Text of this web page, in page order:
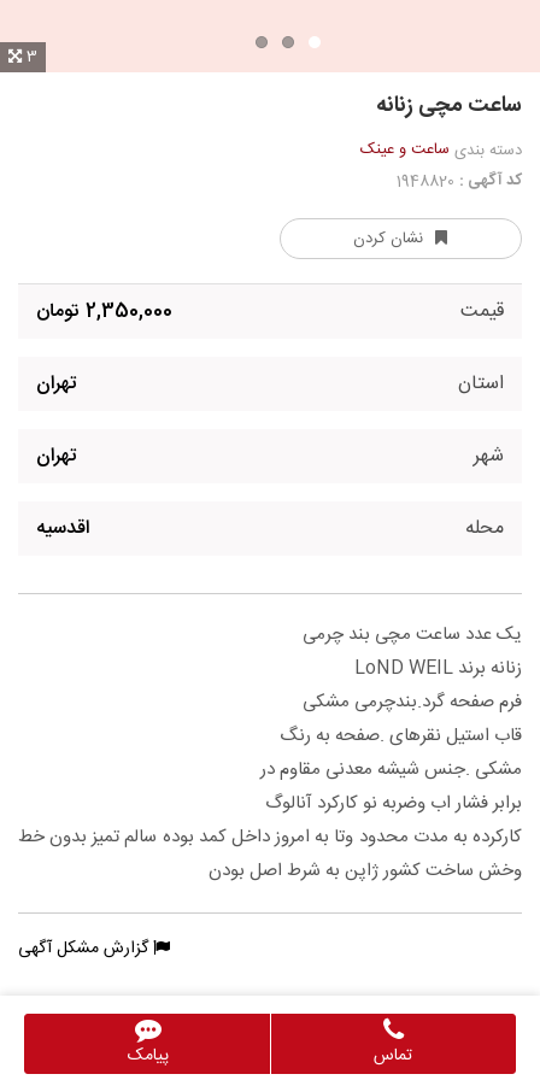
3
ساعت مچی زنانه
دسته بندی ساعت و عینک
کد آگهی :
نشان کردن
قیمت 2,350,000 تومان
استان تهران
شهر تهران
محله اقدسیه
یک عدد ساعت مچی بند چرمی
زنانه برند LoND WEIL
فرم صفحه گرد.بندچرمی مشکی
قاب استیل نقرهای .صفحه به رنگ
مشکی .جنس شیشه معدنی مقاوم در
برابر فشار اب وضربه نو کارکرد آنالوگ
کارکرده به مدت محدود وتا به امروز داخل کمد بوده سالم تمیز بدون خط
وخش ساخت کشور ژاپن به شرط اصل بودن
گزارش مشکل آگهی
تماس پیامک